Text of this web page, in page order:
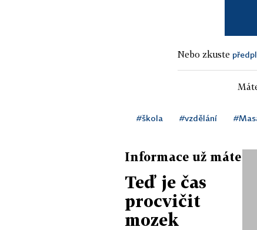
Nebo zkuste
#škola #vzdělání
Informace už máte
Teď je čas
procvičit
mozek